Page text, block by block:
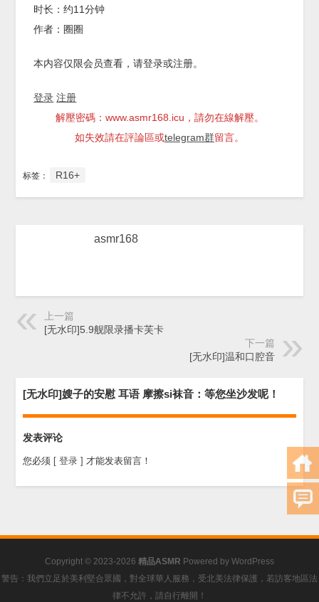
时长：约11分钟
作者：圈圈
本内容仅限会员查看，请登录或注册。
登录 注册
解壓密碼：www.asmr168.icu，請勿在線解壓。
如失效請在評論區或telegram群留言。
标签： R16+
asmr168
上一篇
[无水印]5.9舰限录播卡芙卡
下一篇
[无水印]温和口腔音
[无水印]嫂子的安慰 耳语 摩擦si袜音：等您坐沙发呢！
发表评论
您必须 [ 登录 ] 才能发表留言！
Copyright © 2023-2026 精品ASMR Powered by WordPress
警告：我們立足於美利堅合眾國，對全球華人服務，受北美法律保護，若訪客地區法
律不允許，請自行離開！